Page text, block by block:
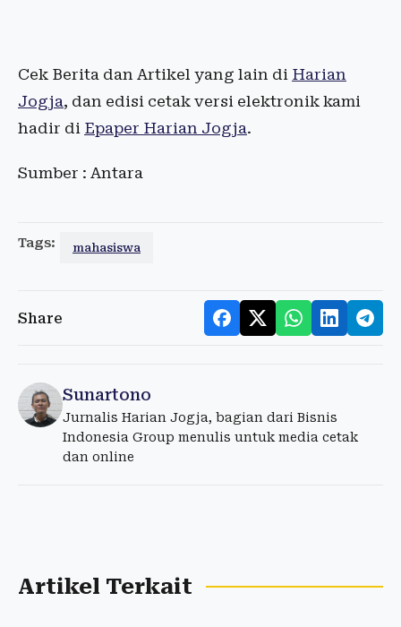
Cek Berita dan Artikel yang lain di Harian
Jogja, dan edisi cetak versi elektronik kami
hadir di Epaper Harian Jogja.
Sumber : Antara
Tags: mahasiswa
Share
Sunartono
Jurnalis Harian Jogja, bagian dari Bisnis
Indonesia Group menulis untuk media cetak
dan online
Artikel Terkait